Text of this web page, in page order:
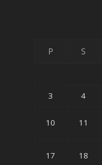
P S
3
4
10 11
17 18